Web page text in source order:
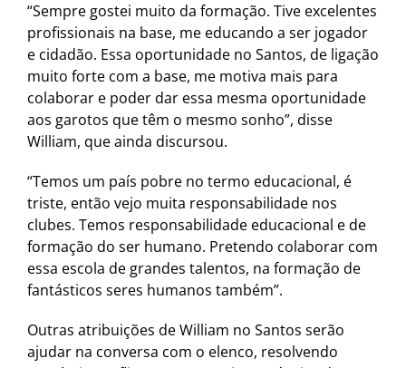
“Sempre gostei muito da formação. Tive excelentes
profissionais na base, me educando a ser jogador
e cidadão. Essa oportunidade no Santos, de ligação
muito forte com a base, me motiva mais para
colaborar e poder dar essa mesma oportunidade
aos garotos que têm o mesmo sonho”, disse
William, que ainda discursou.
“Temos um país pobre no termo educacional, é
triste, então vejo muita responsabilidade nos
clubes. Temos responsabilidade educacional e de
formação do ser humano. Pretendo colaborar com
essa escola de grandes talentos, na formação de
fantásticos seres humanos também”.
Outras atribuições de William no Santos serão
ajudar na conversa com o elenco, resolvendo